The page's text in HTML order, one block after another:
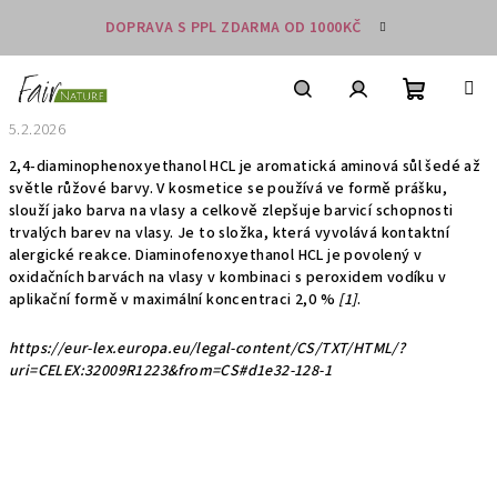
obsah
DOPRAVA S PPL ZDARMA OD 1000KČ
Nákupní
5.2.2026
2,4-diaminophenoxyethanol HCL je aromatická aminová sůl šedé až
světle růžové barvy. V kosmetice se používá ve formě prášku,
slouží jako barva na vlasy a celkově zlepšuje barvicí schopnosti
trvalých barev na vlasy. Je to složka, která vyvolává kontaktní
alergické reakce. Diaminofenoxyethanol HCL je povolený v
oxidačních barvách na vlasy v kombinaci s peroxidem vodíku v
aplikační formě v maximální koncentraci 2,0 % [1].
https://eur-lex.europa.eu/legal-content/CS/TXT/HTML/?
uri=CELEX:32009R1223&from=CS#d1e32-128-1